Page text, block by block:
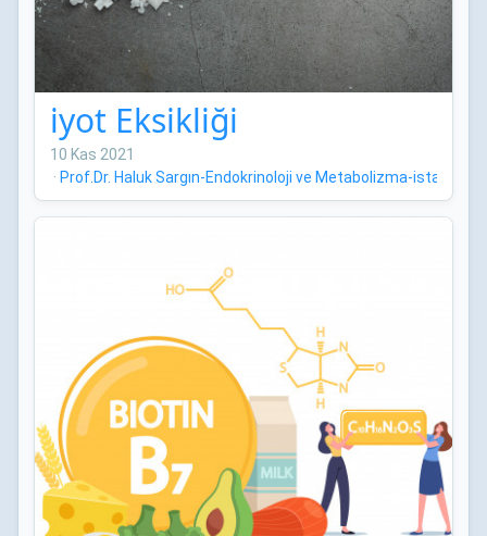
iyot Eksikliği
10 Kas 2021
· Prof.Dr. Haluk Sargın-Endokrinoloji ve Metabolizma-istanbul